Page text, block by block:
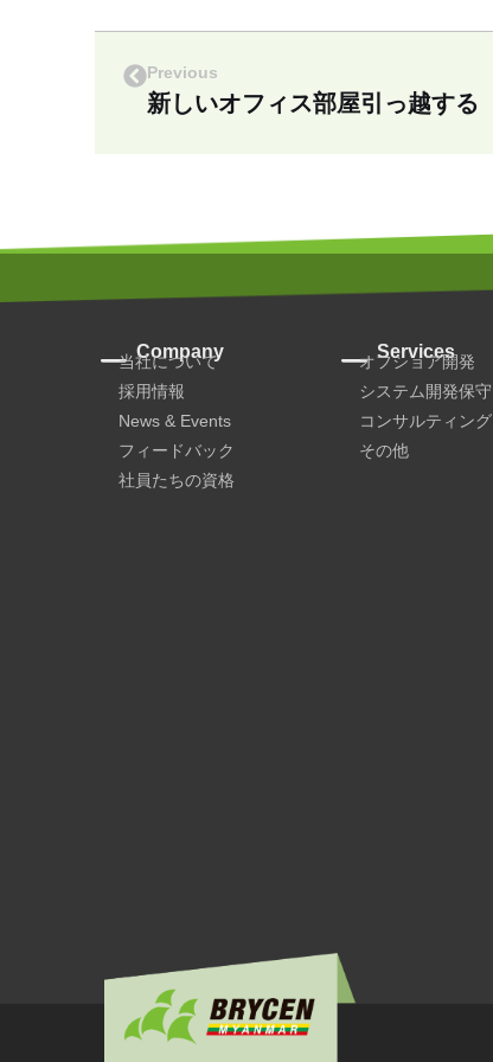
Previous
新しいオフィス部屋引っ越する
Company
当社について
採用情報
News & Events
フィードバック
社員たちの資格
Services
オフショア開発
システム開発保守
コンサルティング
その他